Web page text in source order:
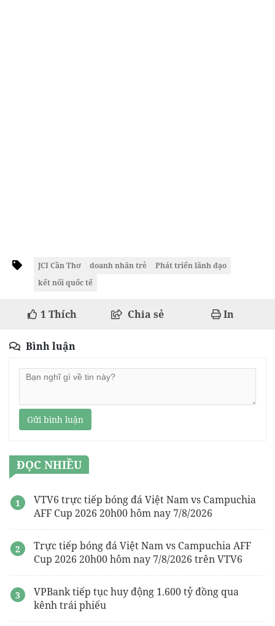
JCI Cần Thơ doanh nhân trẻ
Phát triển lãnh đạo
kết nối quốc tế
1 Thích Chia sẻ In
Bình luận
Gửi bình luận
ĐỌC NHIỀU
VTV6 trực tiếp bóng đá Việt Nam vs Campuchia
AFF Cup 2026 20h00 hôm nay 7/8/2026
Trực tiếp bóng đá Việt Nam vs Campuchia AFF
Cup 2026 20h00 hôm nay 7/8/2026 trên VTV6
VPBank tiếp tục huy động 1.600 tỷ đồng qua
kênh trái phiếu